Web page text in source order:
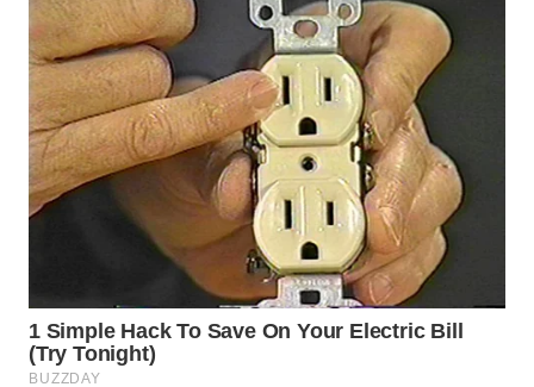
WN
KARAWANG
WN
BEKASI
WN
DEPOK